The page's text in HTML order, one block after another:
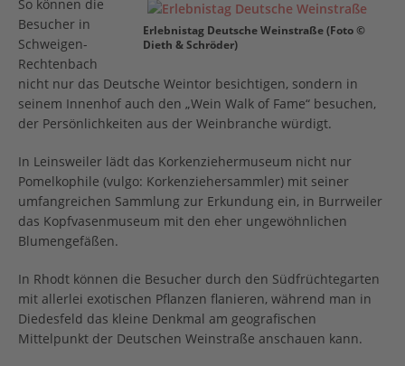
Erlebnistag Deutsche Weinstraße (Foto ©
Dieth & Schröder)
So können die
Besucher in
Schweigen-
Rechtenbach
nicht nur das Deutsche Weintor besichtigen, sondern in
seinem Innenhof auch den „Wein Walk of Fame“ besuchen,
der Persönlichkeiten aus der Weinbranche würdigt.
In Leinsweiler lädt das Korkenziehermuseum nicht nur
Pomelkophile (vulgo: Korkenziehersammler) mit seiner
umfangreichen Sammlung zur Erkundung ein, in Burrweiler
das Kopfvasenmuseum mit den eher ungewöhnlichen
Blumengefäßen.
In Rhodt können die Besucher durch den Südfrüchtegarten
mit allerlei exotischen Pflanzen flanieren, während man in
Diedesfeld das kleine Denkmal am geografischen
Mittelpunkt der Deutschen Weinstraße anschauen kann.